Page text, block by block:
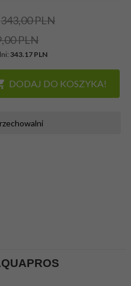
343,00 PLN
PLN
343.17 PLN
DODAJ DO KOSZYKA!